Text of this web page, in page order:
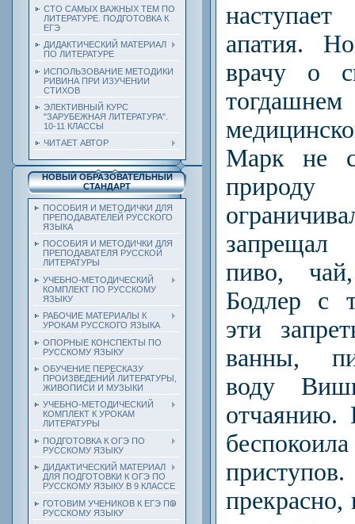
СТО САМЫХ ВАЖНЫХ ТЕМ ПО
ЛИТЕРАТУРЕ. ПОДГОТОВКА К
ЕГЭ
ДИДАКТИЧЕСКИЙ МАТЕРИАЛ
ПО ЛИТЕРАТУРЕ
ИСПОЛЬЗОВАНИЕ МЕТОДИКИ
РИВИНА ПРИ ИЗУЧЕНИИ
СТИХОВ
ЭЛЕКТИВНЫЙ КУРС
"ЗАРУБЕЖНАЯ ЛИТЕРАТУРА".
10-11 КЛАССЫ
ЧИТАЕТ АВТОР
НОВЫЙ ОБРАЗОВАТЕЛЬНЫЙ
СТАНДАРТ
ПОСОБИЯ И МЕТОДИЧКИ ДЛЯ
ПРЕПОДАВАТЕЛЕЙ РУССКОГО
ЯЗЫКА
ПОСОБИЯ И МЕТОДИЧКИ ДЛЯ
ПРЕПОДАВАТЕЛЯ РУССКОЙ
ЛИТЕРАТУРЫ
УЧЕБНО-МЕТОДИЧЕСКИЙ
КОМПЛЕКТ ПО РУССКОМУ
ЯЗЫКУ
РАБОЧИЕ МАТЕРИАЛЫ К
УРОКАМ РУССКОГО ЯЗЫКА
ОПОРНЫЕ КОНСПЕКТЫ ПО
РУССКОМУ ЯЗЫКУ
ОБУЧЕНИЕ ПЕРЕСКАЗУ
ПРОИЗВЕДЕНИЙ ЛИТЕРАТУРЫ,
ЖИВОПИСИ И МУЗЫКИ
УЧЕБНО-МЕТОДИЧЕСКИЙ
КОМПЛЕКТ К УРОКАМ
ЛИТЕРАТУРЫ
ПОДГОТОВКА К ОГЭ ПО
РУССКОМУ ЯЗЫКУ
ДИДАКТИЧЕСКИЙ МАТЕРИАЛ
ДЛЯ ПОДГОТОВКИ К ОГЭ ПО
РУССКОМУ ЯЗЫКУ В 9 КЛАССЕ
ГОТОВИМ УЧЕНИКОВ К ЕГЭ ПО
РУССКОМУ ЯЗЫКУ
апатия.
врачу о
Марк не
пиво,
Бодлер с
эти
ванны,
воду
отчаянию.